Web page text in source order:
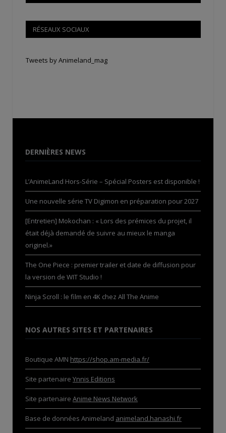
RÉSEAUX SOCIAUX
Tweets by Animeland_mag
DERNIÈRES NEWS
L’AnimeLand Hors-Série – Spécial Posters est disponible !
Une nouvelle série TV Digimon en préparation pour 2027
[Entretien] Mokochan : « Lors des prémices du projet, il
était déjà demandé de suivre au mieux le manga
originel.»
The One Piece : premier trailer et date de diffusion pour
la version de WIT Studio !
Ninja Scroll : le film en 4K chez All The Anime
NOS AUTRES SITES ET PARTENAIRES
Boutique AMN https://shop.am-media.fr/
Site partenaire Ynnis Editions
Site partenaire Anime News Network
Base de données Animeland animeland.hanashi.fr